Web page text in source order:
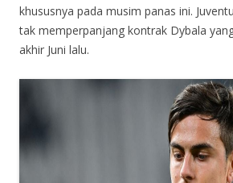
khususnya pada musim panas ini.
tak memperpanjang kontrak Dybala
akhir Juni lalu.